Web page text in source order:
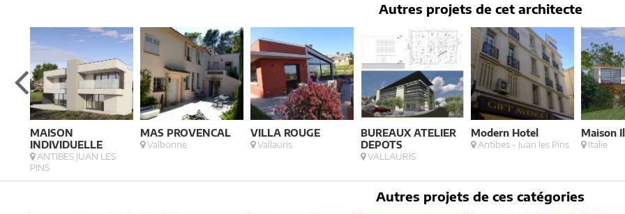
Autres projets de cet architecte
MAISON
INDIVIDUELLE
ANTIBES JUAN LES
PINS
MAS PROVENCAL
Valbonne
VILLA ROUGE
Vallauris
BUREAUX ATELIER
DEPOTS
VALLAURIS
Modern Hotel
Antibes - Juan les Pins
Maison
Italie
Autres projets de ces catégories